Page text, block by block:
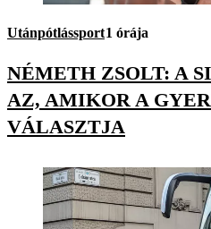
Utánpótlássport1 órája
NÉMETH ZSOLT: A
AZ, AMIKOR A
VÁLASZTJA